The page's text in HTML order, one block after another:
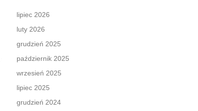
lipiec 2026
luty 2026
grudzień 2025
październik 2025
wrzesień 2025
lipiec 2025
grudzień 2024